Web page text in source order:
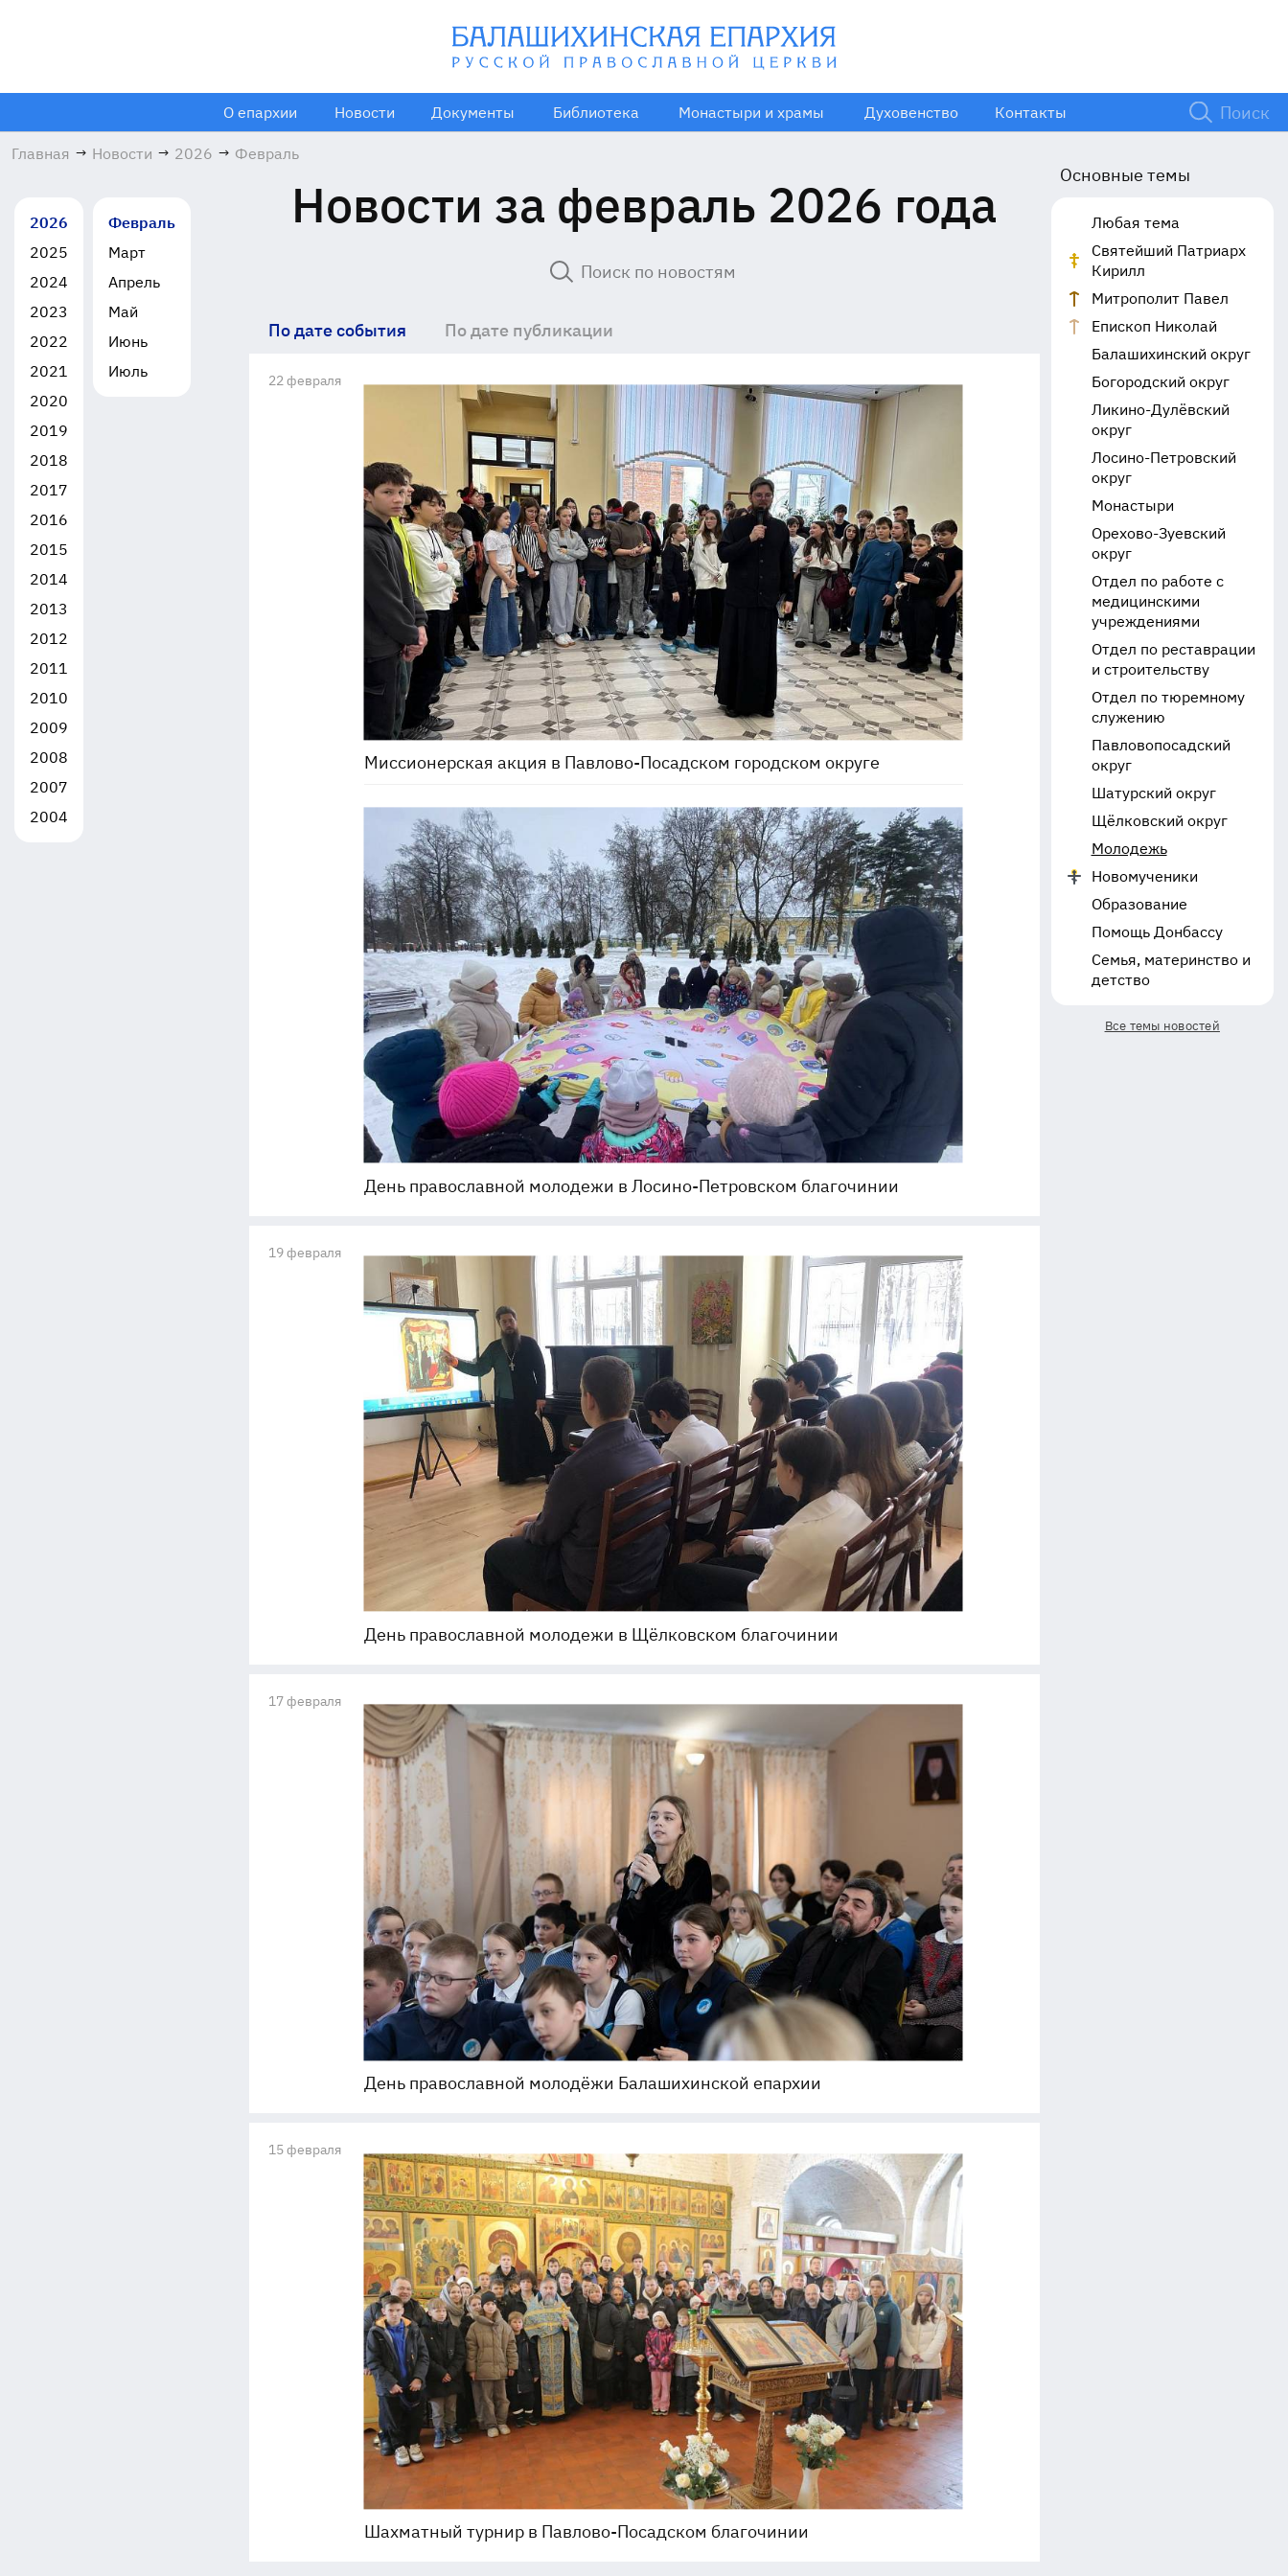
О епархии Новости Документы Библиотека Монастыри и храмы Духовенство Контакты
Главная → Новости → 2026 → Февраль
2026
2025
2024
2023
2022
2021
2020
2019
2018
2017
2016
2015
2014
2013
2012
2011
2010
2009
2008
2007
2004
Февраль
Март
Апрель
Май
Июнь
Июль
Новости за февраль 2026 года
По дате события По дате публикации
22 февраля
Миссионерская акция в Павлово-Посадском городском округе
День православной молодежи в Лосино-Петровском благочинии
19 февраля
День православной молодежи в Щёлковском благочинии
17 февраля
День православной молодёжи Балашихинской епархии
15 февраля
Шахматный турнир в Павлово-Посадском благочинии
Основные темы
Любая тема
Святейший Патриарх
Кирилл
Митрополит Павел
Епископ Николай
Балашихинский округ
Богородский округ
Ликино-Дулёвский
округ
Лосино-Петровский
округ
Монастыри
Орехово-Зуевский
округ
Отдел по работе с
медицинскими
учреждениями
Отдел по реставрации
и строительству
Отдел по тюремному
служению
Павловопосадский
округ
Шатурский округ
Щёлковский округ
Молодежь
Новомученики
Образование
Помощь Донбассу
Семья, материнство и
детство
Все темы новостей